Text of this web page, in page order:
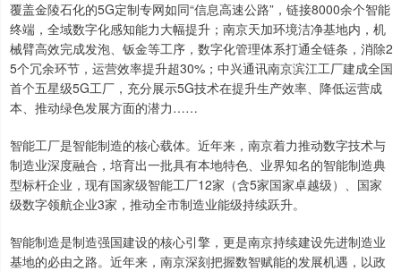
覆盖金陵石化的5G定制专网如同“信息高速公路”，链接8000余个智能
终端，全域数字化感知能力大幅提升；南京天加环境洁净基地内，机
械臂高效完成发泡、钣金等工序，数字化管理体系打通全链条，消除2
5个冗余环节，运营效率提升超30%；中兴通讯南京滨江工厂建成全国
首个五星级5G工厂，充分展示5G技术在提升生产效率、降低运营成
本、推动绿色发展方面的潜力……
智能工厂是智能制造的核心载体。近年来，南京着力推动数字技术与
制造业深度融合，培育出一批具有本地特色、业界知名的智能制造典
型标杆企业，现有国家级智能工厂12家（含5家国家卓越级）、国家
级数字领航企业3家，推动全市制造业能级持续跃升。
智能制造是制造强国建设的核心引擎，更是南京持续建设先进制造业
基地的必由之路。近年来，南京深刻把握数智赋能的发展机遇，以政